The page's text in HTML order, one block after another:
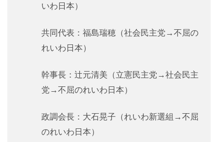
いわ日本）
共同代表：福島瑞穂（社会民主党→不屈の
れいわ日本）
幹事長：辻元清美（立憲民主党→社会民主
党→不屈のれいわ日本）
政調会長：大石晃子（れいわ新選組→不屈
のれいわ日本）